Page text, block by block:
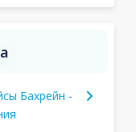
Бахрейн -